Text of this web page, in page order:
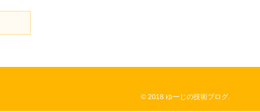
© 2018 ゆーじの技術ブログ.